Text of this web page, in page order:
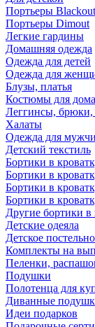
Портьеры Blackout
Портьеры Dimout
Легкие гардины
Домашняя одежда
Одежда для детей
Одежда для
Блузы, платья
Костюмы для дома
Леггинсы,
Халаты
Одежда для
Детский текстиль
Бортики в
Бортики в
Бортики в
Бортики в
Другие бортики в
Детские одеяла
Детское
Комплекты на
Пеленки,
Подушки
Полотенца для
Диванные
Идеи подарков